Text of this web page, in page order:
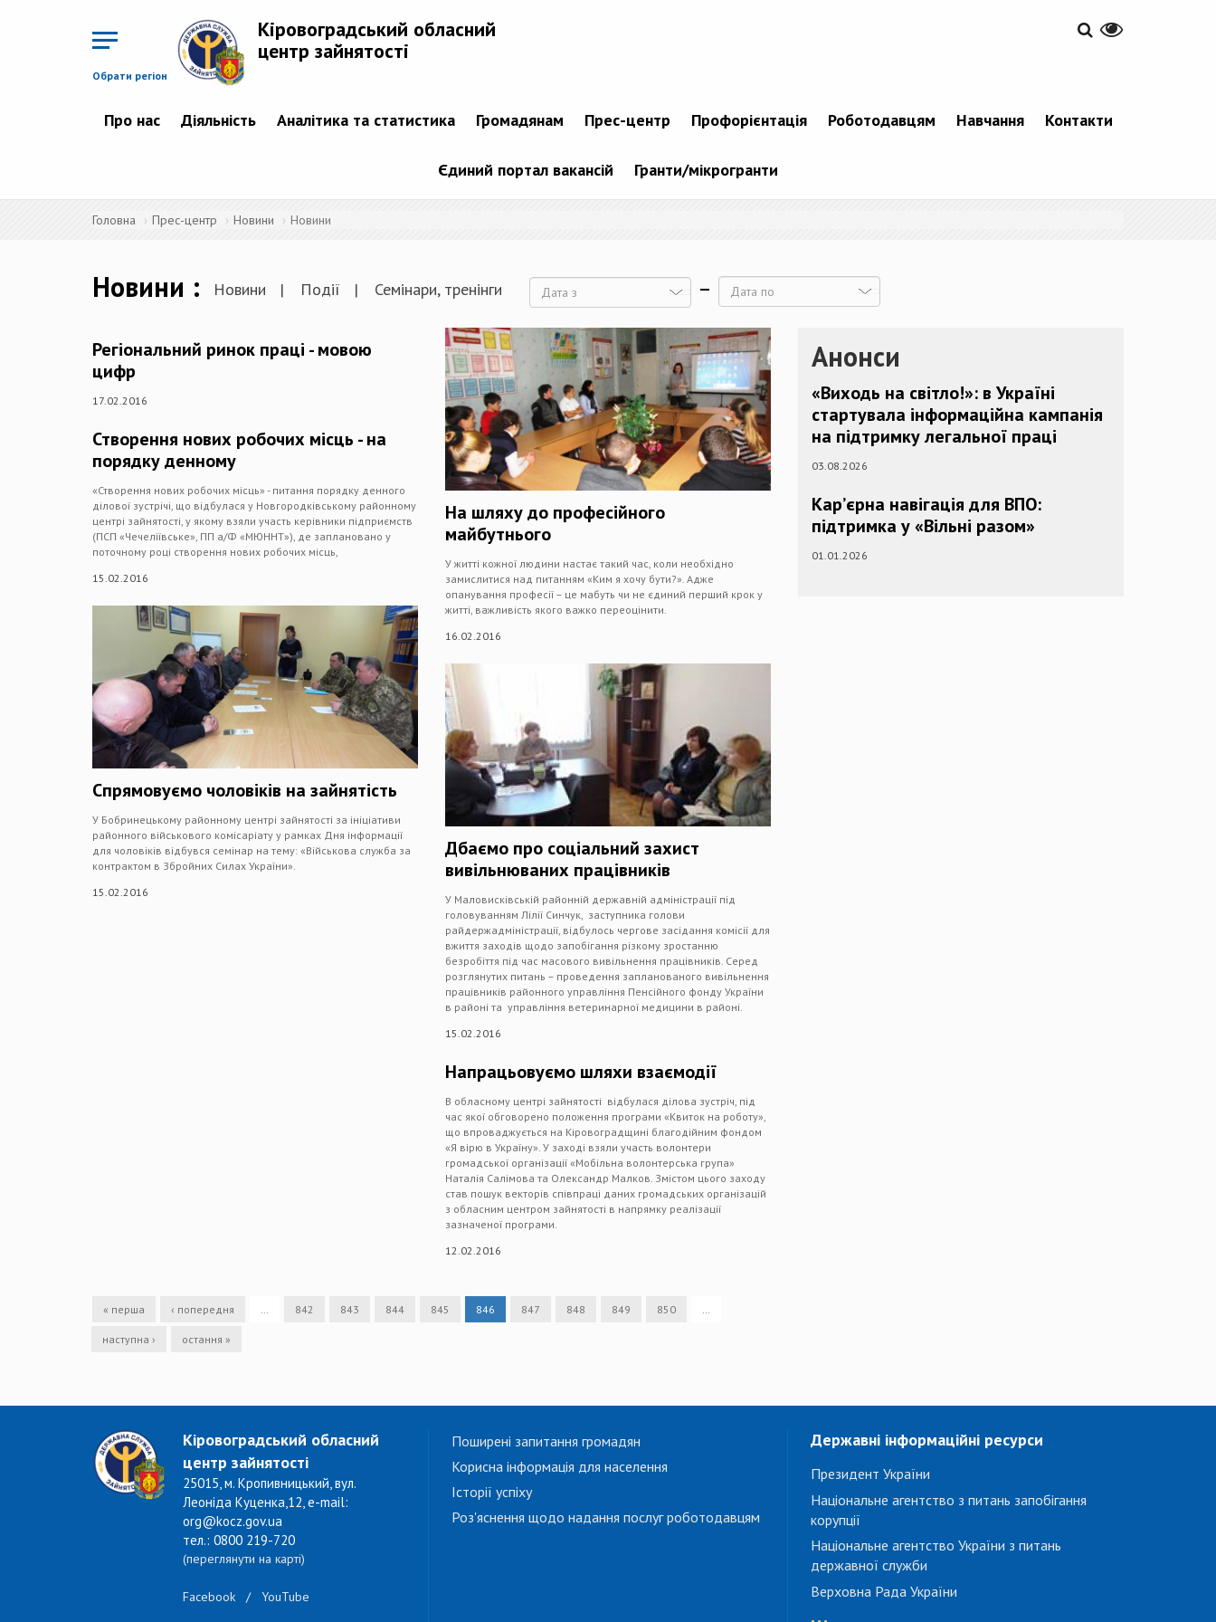
Обрати регіон
Кіровоградський обласний
центр зайнятості
Про нас Діяльність Аналітика та статистика Громадянам Прес-центр Профорієнтація Роботодавцям Навчання Контакти
Єдиний портал вакансій Гранти/мікрогранти
Головна Прес-центр Новини Новини
Новини Новини Події Семінари, тренінги
Регіональний ринок праці - мовою
цифр
17.02.2016
Створення нових робочих місць - на
порядку денному
«Створення нових робочих місць» - питання порядку денного
ділової зустрічі, що відбулася у Новгородківському районному
центрі зайнятості, у якому взяли участь керівники підприємств
(ПСП «Чечеліївське», ПП а/Ф «МЮННТ»), де заплановано у
поточному році створення нових робочих місць,
15.02.2016
Спрямовуємо чоловіків на зайнятість
У Бобринецькому районному центрі зайнятості за ініціативи
районного військового комісаріату у рамках Дня інформації
для чоловіків відбувся семінар на тему: «Військова служба за
контрактом в Збройних Силах України».
15.02.2016
На шляху до професійного
майбутнього
У житті кожної людини настає такий час, коли необхідно
замислитися над питанням «Ким я хочу бути?». Адже
опанування професії – це мабуть чи не єдиний перший крок у
житті, важливість якого важко переоцінити.
16.02.2016
Дбаємо про соціальний захист
вивільнюваних працівників
У Маловисківській районній державній адміністрації під
головуванням Лілії Синчук, заступника голови
райдержадміністрації, відбулось чергове засідання комісії для
вжиття заходів щодо запобігання різкому зростанню
безробіття під час масового вивільнення працівників. Серед
розглянутих питань – проведення запланованого вивільнення
працівників районного управління Пенсійного фонду України
в районі та управління ветеринарної медицини в районі.
15.02.2016
Напрацьовуємо шляхи взаємодії
В обласному центрі зайнятості відбулася ділова зустріч, під
час якої обговорено положення програми «Квиток на роботу»,
що впроваджується на Кіровоградщині благодійним фондом
«Я вірю в Україну». У заході взяли участь волонтери
громадської організації «Мобільна волонтерська група»
Наталія Салімова та Олександр Малков. Змістом цього заходу
став пошук векторів співпраці даних громадських організацій
з обласним центром зайнятості в напрямку реалізації
зазначеної програми.
12.02.2016
« перша ‹ попередня … 842 843 844 845 846 847 848 849 850 …
наступна › остання »
Анонси
«Виходь на світло!»: в Україні
стартувала інформаційна кампанія
на підтримку легальної праці
03.08.2026
Кар’єрна навігація для ВПО:
підтримка у «Вільні разом»
01.01.2026
Кіровоградський обласний
центр зайнятості
25015, м. Кропивницький, вул.
Леоніда Куценка,12, e-mail:
org@kocz.gov.ua
тел.: 0800 219-720
(переглянути на карті)
Facebook / YouTube
Поширені запитання громадян
Корисна інформація для населення
Історії успіху
Роз'яснення щодо надання послуг роботодавцям
Державні інформаційні ресурси
Президент України
Національне агентство з питань запобігання
корупції
Національне агентство України з питань
державної служби
Верховна Рада України
...